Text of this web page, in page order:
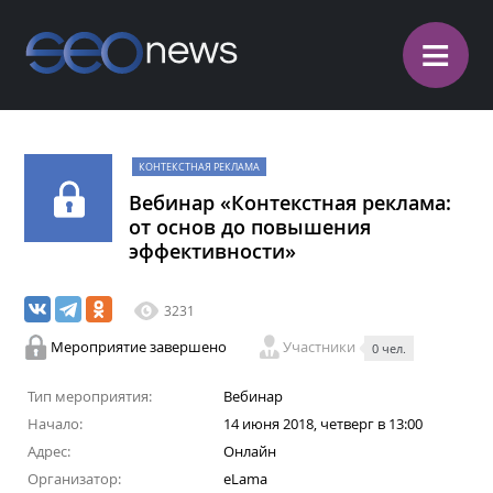
≡
КОНТЕКСТНАЯ РЕКЛАМА
Вебинар «Контекстная реклама:
от основ до повышения
эффективности»
3231
Мероприятие завершено Участники 0 чел.
Тип мероприятия:
Вебинар
Начало:
14 июня 2018, четверг в 13:00
Адрес:
Онлайн
Организатор:
eLama